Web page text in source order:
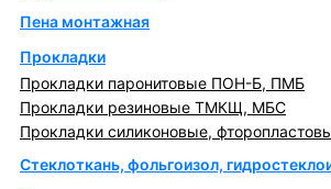
Пена монтажная
Прокладки
Прокладки паронитовые ПОН-Б, ПМБ
Прокладки резиновые ТМКЩ, МБС
Прокладки силиконовые,
Стеклоткань, фольгоизол,